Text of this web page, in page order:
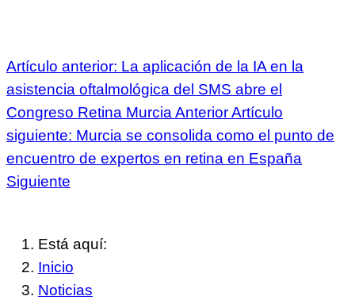
Artículo anterior: La aplicación de la IA en la
asistencia oftalmológica del SMS abre el
Congreso Retina Murcia AnteriorArtículo
siguiente: Murcia se consolida como el punto de
encuentro de expertos en retina en España
Siguiente
Está aquí:
Inicio
Noticias